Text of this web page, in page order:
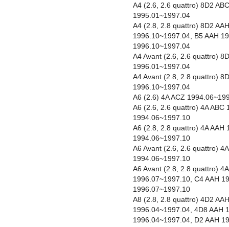
A4 (2.6, 2.6 quattro) 8D2
1995.01~1997.04
A4 (2.8, 2.8 quattro) 8D2
1996.10~1997.04, B5 AAH
1996.10~1997.04
A4 Avant (2.6, 2.6 quattro)
1996.01~1997.04
A4 Avant (2.8, 2.8 quattro)
1996.10~1997.04
A6 (2.6) 4A ACZ
A6 (2.6, 2.6 quattro) 4A ABC
1994.06~1997.10
A6 (2.8, 2.8 quattro) 4A AAH
1994.06~1997.10
A6 Avant (2.6, 2.6 quattro)
1994.06~1997.10
A6 Avant (2.8, 2.8 quattro)
1996.07~1997.10, C4 AAH
1996.07~1997.10
A8 (2.8, 2.8 quattro) 4D2
1996.04~1997.04, 4D8 AAH
1996.04~1997.04, D2 AAH